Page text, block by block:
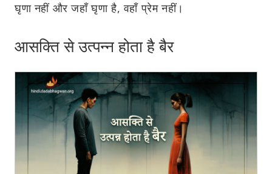
घृणा नहीं और जहाँ घृणा है, वहाँ प्रेम नहीं।
आसक्ति से उत्पन्न होता है बैर